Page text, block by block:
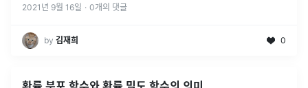
최적해로...
2021년 9월 16일 · 0개의 댓글
by 김재희 0